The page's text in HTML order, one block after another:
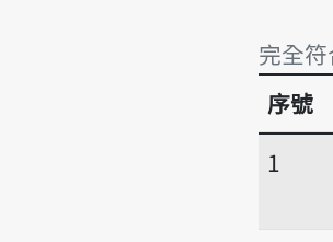
完全
完全
序號
1